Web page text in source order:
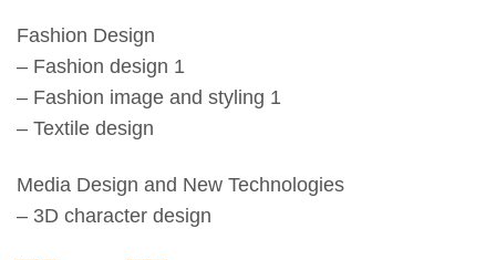
Fashion Design
– Fashion design 1
– Fashion image and styling 1
– Textile design
Media Design and New Technologies
– 3D character design